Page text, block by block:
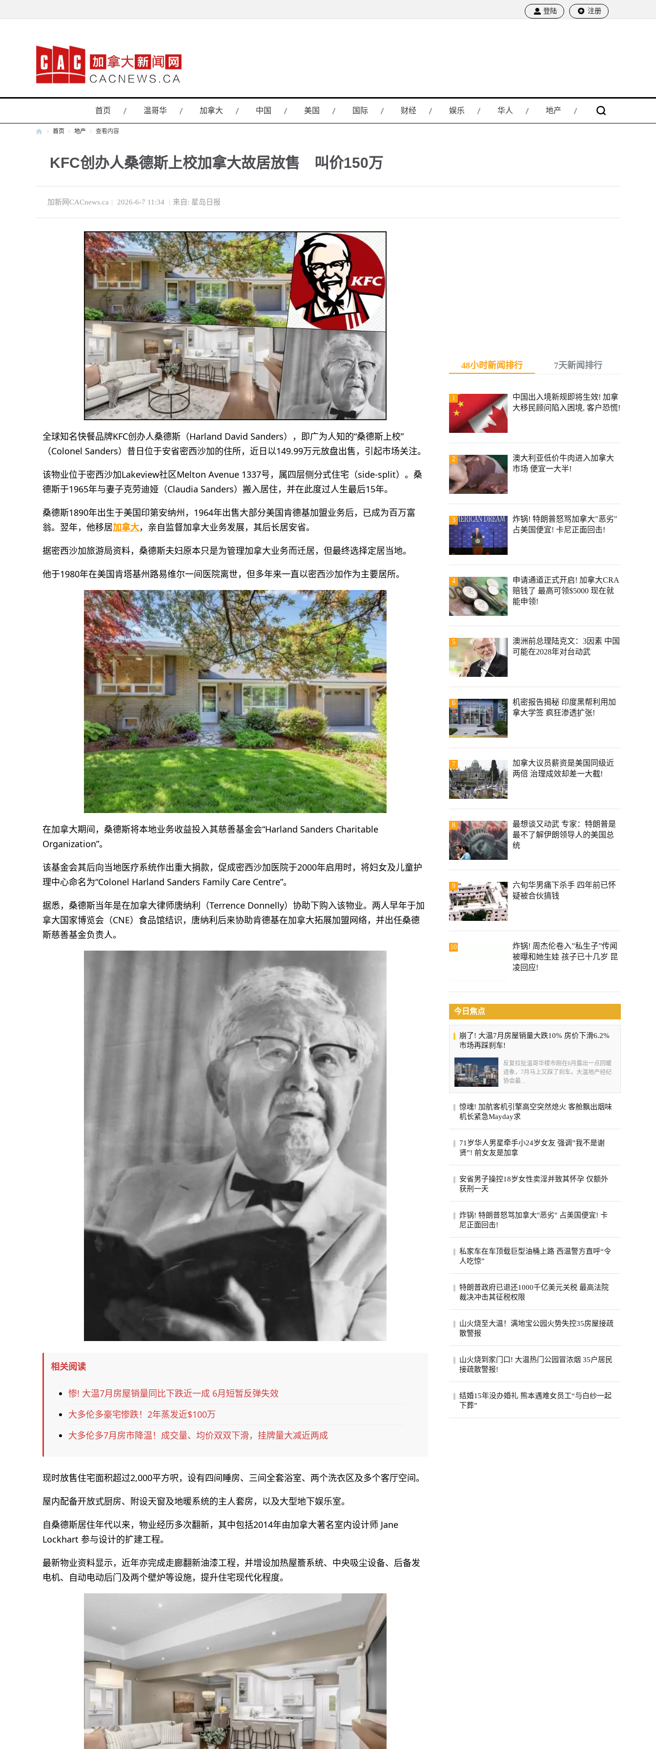
登陆 注册
首页 温哥华 加拿大 中国 美国 国际 财经 娱乐 华人 地产
新
网
› 首页 › 地产 › 查看内容
KFC创办人桑德斯上校加拿大故居放售 叫价150万
加新网CACnews.ca | 2026-6-7 11:34 | 来自: 星岛日报
全球知名快餐品牌KFC创办人桑德斯（Harland David Sanders），即广为人知的“桑德斯上校”
（Colonel Sanders）昔日位于安省密西沙加的住所，近日以149.99万元放盘出售，引起市场关注。
该物业位于密西沙加Lakeview社区Melton Avenue 1337号，属四层侧分式住宅（side-split）。桑
德斯于1965年与妻子克劳迪娅（Claudia Sanders）搬入居住，并在此度过人生最后15年。
桑德斯1890年出生于美国印第安纳州，1964年出售大部分美国肯德基加盟业务后，已成为百万富
翁。翌年，他移居加拿大，亲自监督加拿大业务发展，其后长居安省。
据密西沙加旅游局资料，桑德斯夫妇原本只是为管理加拿大业务而迁居，但最终选择定居当地。
他于1980年在美国肯塔基州路易维尔一间医院离世，但多年来一直以密西沙加作为主要居所。
在加拿大期间，桑德斯将本地业务收益投入其慈善基金会“Harland Sanders Charitable
Organization”。
该基金会其后向当地医疗系统作出重大捐款，促成密西沙加医院于2000年启用时，将妇女及儿童护
理中心命名为“Colonel Harland Sanders Family Care Centre”。
据悉，桑德斯当年是在加拿大律师唐纳利（Terrence Donnelly）协助下购入该物业。两人早年于加
拿大国家博览会（CNE）食品馆结识，唐纳利后来协助肯德基在加拿大拓展加盟网络，并出任桑德
斯慈善基金负责人。
相关阅读
惨! 大温7月房屋销量同比下跌近一成 6月短暂反弹失效
大多伦多豪宅惨跌！2年蒸发近$100万
大多伦多7月房市降温！成交量、均价双双下滑，挂牌量大减近两成
现时放售住宅面积超过2,000平方呎，设有四间睡房、三间全套浴室、两个洗衣区及多个客厅空间。
屋内配备开放式厨房、附设天窗及地暖系统的主人套房，以及大型地下娱乐室。
自桑德斯居住年代以来，物业经历多次翻新，其中包括2014年由加拿大著名室内设计师 Jane
Lockhart 参与设计的扩建工程。
最新物业资料显示，近年亦完成走廊翻新油漆工程，并增设加热屋簷系统、中央吸尘设备、后备发
电机、自动电动后门及两个壁炉等设施，提升住宅现代化程度。
48小时新闻排行 7天新闻排行
1
中国出入境新规即将生效! 加拿
大移民顾问陷入困境, 客户恐慌!
2
澳大利亚低价牛肉进入加拿大
市场 便宜一大半!
3
炸锅! 特朗普怒骂加拿大"恶劣"
占美国便宜! 卡尼正面回击!
4
申请通道正式开启! 加拿大CRA
赔钱了 最高可领$5000 现在就
能申领!
5
澳洲前总理陆克文：3因素 中国
可能在2028年对台动武
6
机密报告揭秘 印度黑帮利用加
拿大学签 疯狂渗透扩张!
7
加拿大议员薪资是美国同级近
两倍 治理成效却差一大截!
8
最想谈又动武 专家：特朗普是
最不了解伊朗领导人的美国总
统
9
六旬华男痛下杀手 四年前已怀
疑被合伙搞钱
10
炸锅! 周杰伦卷入”私生子”传闻
被曝和她生娃 孩子已十几岁 昆
凌回应!
今日焦点
崩了! 大温7月房屋销量大跌10% 房价下滑6.2%
市场再踩刹车!
反复拉扯温哥华楼市刚在6月露出一点回暖
迹象，7月马上又踩了刹车。大温地产经纪
协会最...
惊魂! 加航客机引擎高空突然熄火 客舱飘出烟味
机长紧急Mayday求
就要抵达目的地，机舱里却突然冒出烟味，
一号...
71岁华人男星牵手小24岁女友 强调”我不是谢
贤”! 前女友是加拿
顺手官宣了女友。女友陈苡㛤（童芯），比
安省男子操控18岁女性卖淫并致其怀孕 仅额外
获刑一天
卖淫并致其怀孕，被判处已羁押时间之外仅
炸锅! 特朗普怒骂加拿大"恶劣" 占美国便宜! 卡
尼正面回击!
将继续捍卫本国利益，同一天加美贸易官员
私家车在车顶载巨型油桶上路 西温警方直呼“令
人吃惊”
期间进行的一次罕见的交通拦截。西温警局
在社...
特朗普政府已退还1000千亿美元关税 最高法院
裁决冲击其征税权限
据国际紧急经济权力法所征税款的六成。最
山火烧至大温！满地宝公园火势失控35房屋接疏
散警报
发生山火，当局下午稍晚更新消息，称已有
山火烧到家门口! 大温热门公园冒浓烟 35户居民
接疏散警报!
火，安莫尔村35处房产接疏散警报。高压电
结婚15年没办婚礼 熊本遇难女员工“与白纱一起
下葬”